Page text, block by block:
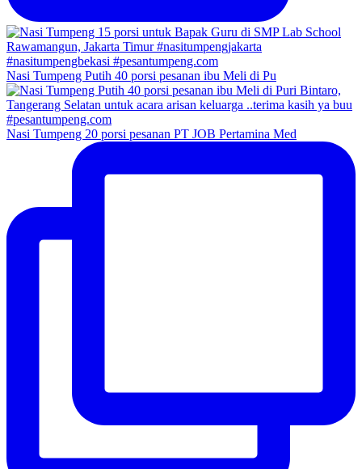
Nasi Tumpeng Putih 40 porsi pesanan ibu Meli di Pu
Nasi Tumpeng 20 porsi pesanan PT JOB Pertamina Med